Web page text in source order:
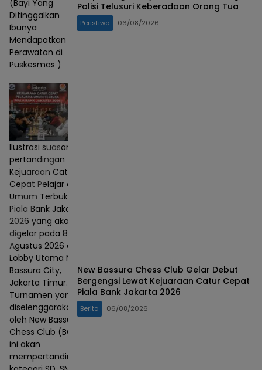
(Bayi Yang
Ditinggalkan
Ibunya
Mendapatkan
Perawatan di
Puskesmas )
Polisi Telusuri Keberadaan Orang Tua
Peristiwa 06/08/2026
Ilustrasi suasana
pertandingan
Kejuaraan Catur
Cepat Pelajar dan
Umum Terbuka
Piala Bank Jakarta
2026 yang akan
digelar pada 8–9
Agustus 2026 di
Lobby Utama Mall
Bassura City,
Jakarta Timur.
Turnamen yang
diselenggarakan
oleh New Bassura
Chess Club (BCC)
ini akan
mempertandingkan
New Bassura Chess Club Gelar Debut
Bergengsi Lewat Kejuaraan Catur Cepat
Piala Bank Jakarta 2026
Berita 06/08/2026